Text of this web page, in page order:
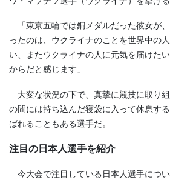
「東京五輪では銅メダルだった彼女が
ったのは、ウクライナのことを世界中の
い、またウクライナの人に元気を届けた
からだと感じます」
大変な状況の下で、真摯に競技に取り
の間には持ち込んだ寝袋に入って休息す
ばれることもある選手だ。
注目の日本人選手を紹介
今大会で注目している日本人選手につ